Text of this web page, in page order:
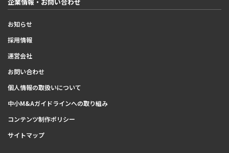
お知らせ
採用情報
運営会社
お問い合わせ
個人情報の取扱いについて
中小M&Aガイドラインへの取り組み
コンテンツ制作ポリシー
サイトマップ